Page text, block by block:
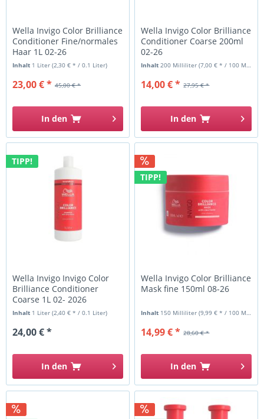
Wella Invigo Color Brilliance
Conditioner Fine/normales
Haar 1L 02-26
Inhalt 1 Liter(2,30 € * / 0.1 Liter)
45,00 € *
23,00 € *
In den
Wella Invigo Color Brilliance
Conditioner Coarse 200ml
02-26
Inhalt 200 Milliliter(7,00 € * / 100 Milliliter)
27,95 € *
14,00 € *
In den
TIPP!
Wella Invigo Invigo Color
Brilliance Conditioner
Coarse 1L 02- 2026
Inhalt 1 Liter(2,40 € * / 0.1 Liter)
24,00 € *
In den
TIPP!
Wella Invigo Color Brilliance
Mask fine 150ml 08-26
Inhalt 150 Milliliter(9,99 € * / 100 Milliliter)
28,60 € *
14,99 € *
In den